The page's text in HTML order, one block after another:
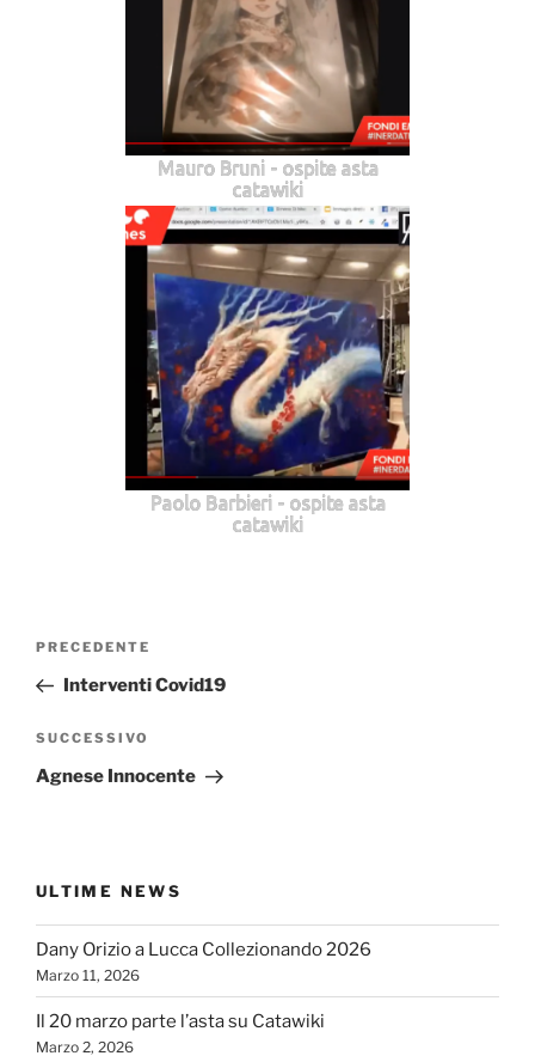
Mauro Bruni - ospite asta
catawiki
Paolo Barbieri - ospite asta
catawiki
Navigazione
Articolo
precedente:
PRECEDENTE
Interventi Covid19
Articolo
successivo
SUCCESSIVO
Agnese Innocente
ULTIME NEWS
Dany Orizio a Lucca Collezionando 2026
Marzo 11, 2026
Il 20 marzo parte l’asta su Catawiki
Marzo 2, 2026